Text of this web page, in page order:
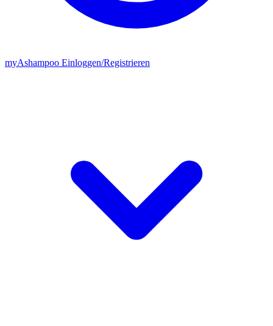
myAshampoo Einloggen/Registrieren